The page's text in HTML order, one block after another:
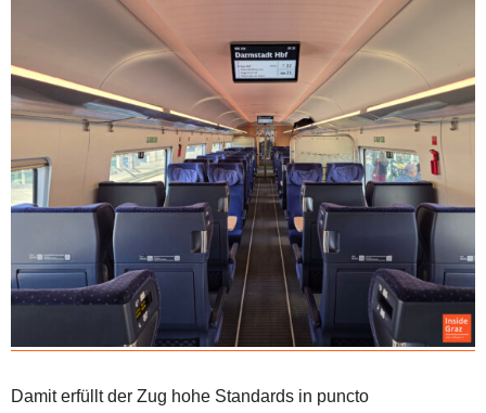
Damit erfüllt der Zug hohe Standards in puncto